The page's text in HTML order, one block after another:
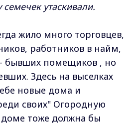
утаскивали.
жило много торговцев,
работников в найм,
бывших помещиков , но
Здесь на выселках
новые дома и
своих" Огородную
тоже должна бы